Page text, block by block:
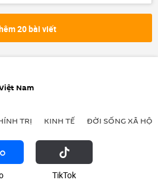
Quân sự
Trung Đông
20 bài viết
Nam
TRỊ KINH TẾ ĐỜI SỐNG XÃ HỘI
ТikТоk